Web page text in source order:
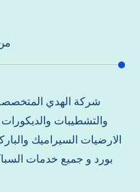
شركة الهدي
والتشطيبات
الارضيات السيراميك
بورد و جميع خدمات